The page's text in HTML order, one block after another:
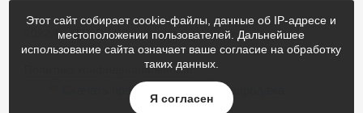
2022 © «ITPARK.KZ - интернет-магазин».
Политика конфиденциальности
Скачать прайс-лист Распродажа
Этот сайт собирает cookie-файлы, данные об IP-адресе и
местоположении пользователей. Дальнейшее
использование сайта означает ваше согласие на обработку
таких данных.
Я согласен